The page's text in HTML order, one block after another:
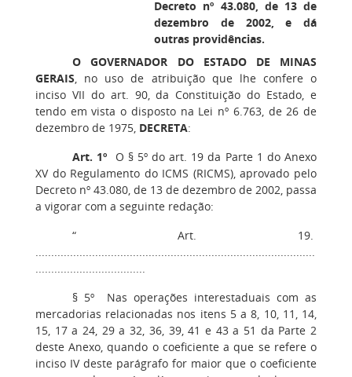
Decreto nº 43.080, de 13 de
dezembro de 2002, e dá
outras providências.
O GOVERNADOR DO ESTADO DE MINAS
GERAIS, no uso de atribuição que lhe confere o
inciso VII do art. 90, da Constituição do Estado, e
tendo em vista o disposto na Lei nº 6.763, de 26 de
dezembro de 1975, DECRETA:
Art. 1º O § 5º do art. 19 da Parte 1 do Anexo
XV do Regulamento do ICMS (RICMS), aprovado pelo
Decreto nº 43.080, de 13 de dezembro de 2002, passa
a vigorar com a seguinte redação:
“ Art. 19.
.........................................................................................
...................................
§ 5º Nas operações interestaduais com as
mercadorias relacionadas nos itens 5 a 8, 10, 11, 14,
15, 17 a 24, 29 a 32, 36, 39, 41 e 43 a 51 da Parte 2
deste Anexo, quando o coeficiente a que se refere o
inciso IV deste parágrafo for maior que o coeficiente